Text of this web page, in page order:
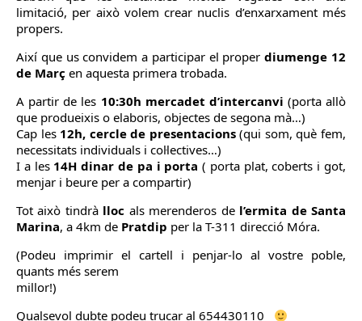
limitació, per això volem crear nuclis d’enxarxament més
propers.
Així que us convidem a participar el properdiumenge 12
de Març en aquesta primera trobada.
A partir de les 10:30h mercadet d’intercanvi (porta allò
que produeixis o elaboris, objectes de segona mà…)
Cap les 12h, cercle de presentacions(qui som, què fem,
necessitats individuals i col·lectives…)
I a les 14H dinar de pa i porta ( porta plat, coberts i got,
menjar i beure per a compartir)
Tot això tindrà lloc als merenderos de l’ermita de Santa
Marina, a 4km de Pratdip per la T-311 direcció Móra.
(Podeu imprimir el cartell i penjar-lo al vostre poble,
quants més serem
millor!)
Qualsevol dubte podeu trucar al 654430110